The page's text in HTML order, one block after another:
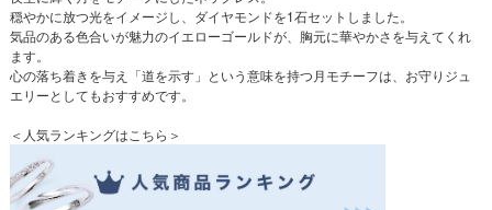
穏やかに放つ光をイメージし、ダイヤモンドを1石セットしました。
気品のある色合いが魅力のイエローゴールドが、胸元に華やかさを与えてくれ
ます。
心の落ち着きを与え「道を示す」という意味を持つ月モチーフは、お守りジュ
エリーとしてもおすすめです。
＜人気ランキングはこちら＞